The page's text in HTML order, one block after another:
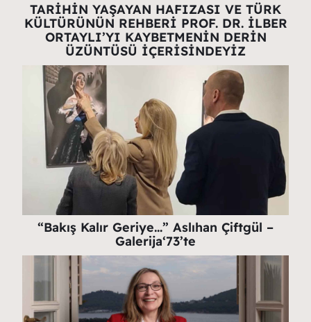
TARİHİN YAŞAYAN HAFIZASI VE TÜRK
KÜLTÜRÜNÜN REHBERİ PROF. DR. İLBER
ORTAYLI’YI KAYBETMENİN DERİN
ÜZÜNTÜSÜ İÇERİSİNDEYİZ
“Bakış Kalır Geriye…” Aslıhan Çiftgül –
Galerija‘73’te